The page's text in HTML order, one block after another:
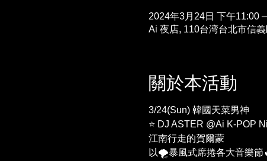
2024年3月24日 下午11:00
Ai 夜店, 110台湾台北市信
關於本活動
3/24(Sun) 韓國天菜男神
⭐ DJ ASTER @Ai K-POP
江南行走的賀爾蒙
以🌪️暴風式席捲各大音樂節